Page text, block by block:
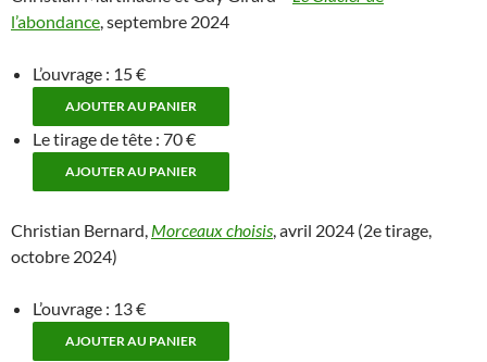
l’abondance, septembre 2024
L’ouvrage : 15 €
Le tirage de tête : 70 €
Christian Bernard, Morceaux choisis, avril 2024 (2e tirage,
octobre 2024)
L’ouvrage : 13 €